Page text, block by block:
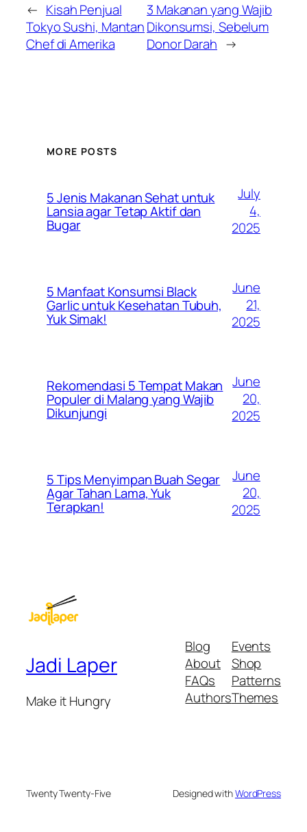
← Kisah Penjual
Tokyo Sushi, Mantan
Chef di Amerika
3 Makanan yang Wajib
Dikonsumsi, Sebelum
Donor Darah →
MORE POSTS
5 Jenis Makanan Sehat untuk
Lansia agar Tetap Aktif dan
Bugar
July
4,
2025
5 Manfaat Konsumsi Black
Garlic untuk Kesehatan Tubuh,
Yuk Simak!
June
21,
2025
Rekomendasi 5 Tempat Makan
Populer di Malang yang Wajib
Dikunjungi
June
20,
2025
5 Tips Menyimpan Buah Segar
Agar Tahan Lama, Yuk
Terapkan!
June
20,
2025
Jadi Laper
Make it Hungry
Blog
About
FAQs
Authors
Events
Shop
Patterns
Themes
Twenty Twenty-Five Designed withWordPress